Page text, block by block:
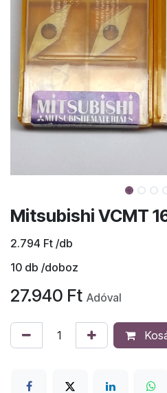
Mitsubishi VCMT
2.794 Ft /db
10 db /doboz
27.940 Ft Adóval